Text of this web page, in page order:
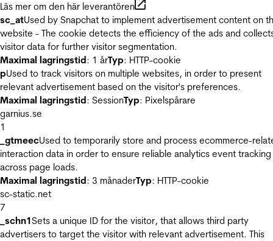
Läs mer om den här leverantören
sc_atUsed by Snapchat to implement advertisement content on
website - The cookie detects the efficiency of the ads and
visitor data for further visitor segmentation.
Maximal lagringstid: 1 årTyp: HTTP-cookie
pUsed to track visitors on multiple websites, in order to present
relevant advertisement based on the visitor's preferences.
Maximal lagringstid: SessionTyp: Pixelspårare
garnius.se
1
_gtmeecUsed to temporarily store and process ecommerce-
interaction data in order to ensure reliable analytics event tracking
across page loads.
Maximal lagringstid: 3 månaderTyp: HTTP-cookie
sc-static.net
7
_schn1Sets a unique ID for the visitor, that allows third party
advertisers to target the visitor with relevant advertisement. This